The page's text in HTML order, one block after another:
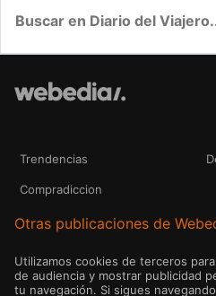
Trendencias
Compradiccion
Otras publicaciones de
Utilizamos cookies de terceros
de audiencia y mostrar publicidad
tu navegación. Si sigues